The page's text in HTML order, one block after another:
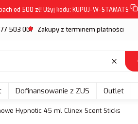
od 500 zł! Użyj kodu: KUPUJ-W-STAMATS
503 007 Zakupy z terminem płatności
Wyczyść
Dofinansowanie z ZUS Outlet
Hypnotic 45 ml Clinex Scent Sticks